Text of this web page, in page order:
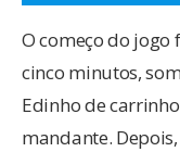
O começo do
cinco minutos,
Edinho de
mandante.